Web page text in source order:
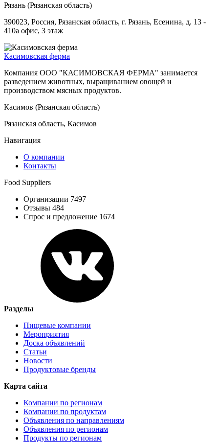
Рязань (Рязанская область)
390023, Россия, Рязанская область, г. Рязань, Есенина, д. 13 -
410а офис, 3 этаж
Касимовская ферма
Компания ООО "КАСИМОВСКАЯ ФЕРМА" занимается
разведением животных, выращиванием овощей и
производством мясных продуктов.
Касимов (Рязанская область)
Рязанская область, Касимов
Навигация
О компании
Контакты
Food Suppliers
Организации 7497
Отзывы 484
Спрос и предложение 1674
Разделы
Пищевые компании
Мероприятия
Доска объявлений
Статьи
Новости
Продуктовые бренды
Карта сайта
Компании по регионам
Компании по продуктам
Объявления по направлениям
Объявления по регионам
Продукты по регионам